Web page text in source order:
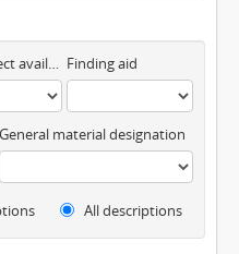
Digital object available Finding aid
General material designation
All descriptions